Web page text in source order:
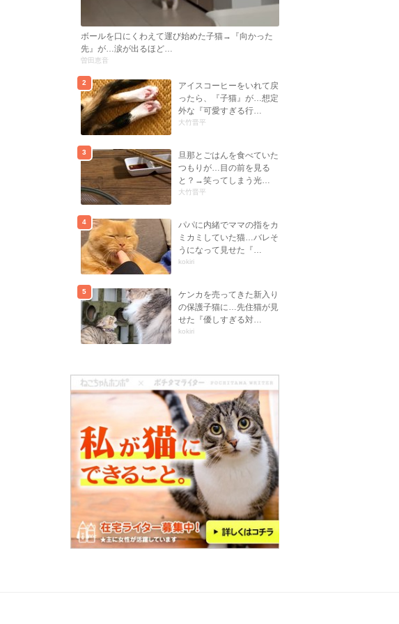
ボールを口にくわえて運び始めた子猫→『向かった
先』が…涙が出るほど…
曽田恵音
2
アイスコーヒーをいれて戻
ったら、『子猫』が…想定
外な『可愛すぎる行…
大竹晋平
3
旦那とごはんを食べていた
つもりが…目の前を見る
と？→笑ってしまう光…
大竹晋平
4
パパに内緒でママの指をカ
ミカミしていた猫…バレそ
うになって見せた『…
kokiri
5
ケンカを売ってきた新入り
の保護子猫に…先住猫が見
せた『優しすぎる対…
kokiri